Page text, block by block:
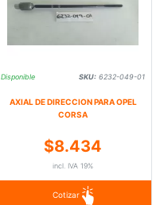
Disponible SKU: 6232-049-01
AXIAL DE DIRECCION PARA OPEL
CORSA
$8.434
incl. IVA 19%
Cotizar